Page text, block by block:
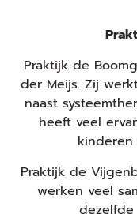
Praktijk de
der Meijs. Zij
naast
heeft veel
kinderen
Praktijk de
werken veel